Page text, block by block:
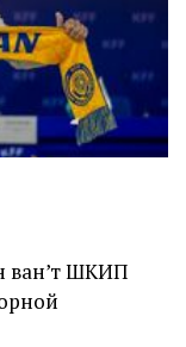
ван’т ШКИП